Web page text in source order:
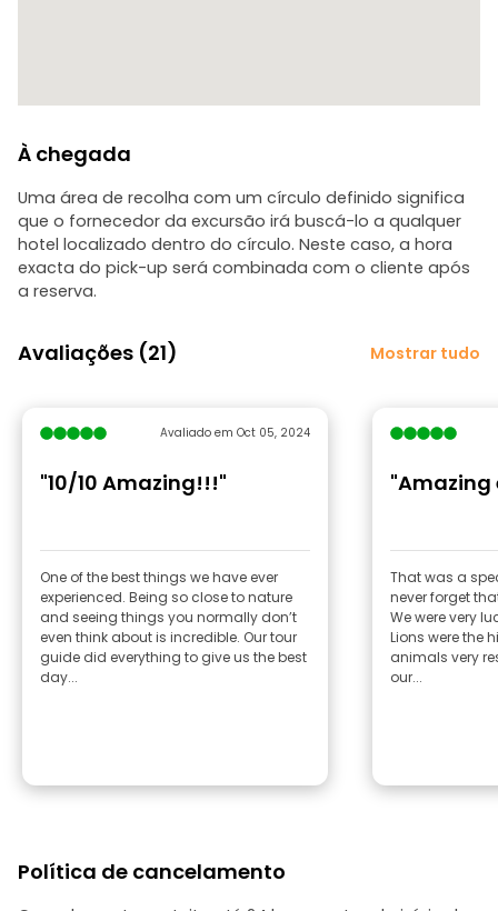
À chegada
Uma área de recolha com um círculo definido significa
que o fornecedor da excursão irá buscá-lo a qualquer
hotel localizado dentro do círculo. Neste caso, a hora
exacta do pick-up será combinada com o cliente após
a reserva.
Avaliações (21) Mostrar tudo
Avaliado em Oct 05, 2024
"10/10 Amazing!!!"
One of the best things we have ever
experienced. Being so close to nature
and seeing things you normally don’t
even think about is incredible. Our tour
guide did everything to give us the best
day...
"Amazing
That was a
never forget
We were very lucky, We all saw
Lions were the
animals very
our...
Política de cancelamento